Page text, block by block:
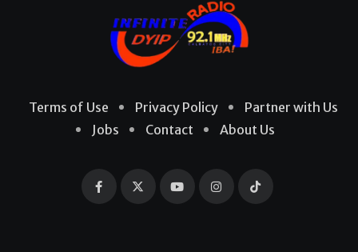
Terms of Use Privacy Policy
Partner with Us
Jobs
Contact About Us